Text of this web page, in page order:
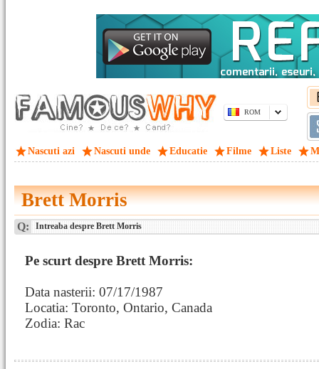
ROM
Nascuti azi Nascuti unde Educatie Filme Liste
Brett Morris
Q: Intreaba despre Brett Morris
Pe scurt despre Brett Morris:
Data nasterii: 07/17/1987
Locatia: Toronto, Ontario, Canada
Zodia: Rac